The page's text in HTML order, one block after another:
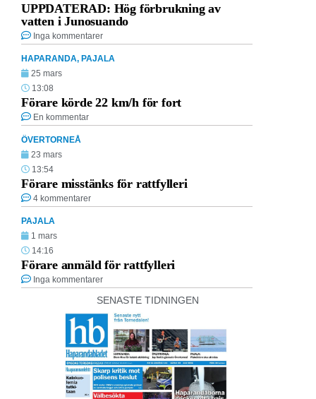
UPPDATERAD: Hög förbrukning av
vatten i Junosuando
Inga kommentarer
HAPARANDA, PAJALA
25 mars
13:08
Förare körde 22 km/h för fort
En kommentar
ÖVERTORNEÅ
23 mars
13:54
Förare misstänks för rattfylleri
4 kommentarer
PAJALA
1 mars
14:16
Förare anmäld för rattfylleri
Inga kommentarer
SENASTE TIDNINGEN